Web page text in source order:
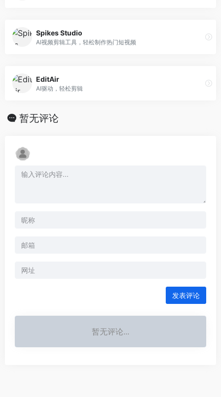
Spikes Studio
AI视频剪辑工具，轻松制作热门短视频
EditAir
AI驱动，轻松剪辑
暂无评论
发表评论
暂无评论...